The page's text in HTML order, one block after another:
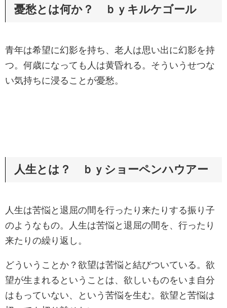
憂愁とは何か？ ｂｙキルケゴール
青年は希望に幻影を持ち、老人は思い出に幻影を持
つ。何歳になっても人は黄昏れる。そういうせつな
い気持ちに浸ることが憂愁。
人生とは？ ｂｙショーペンハウアー
人生は苦悩と退屈の間を行ったり来たりする振り子
のようなもの。人生は苦悩と退屈の間を、行ったり
来たりの繰り返し。
どういうことか？欲望は苦悩と結びついている。欲
望が生まれるということは、欲しいものをいま自分
はもっていない、という苦悩を生む。欲望と苦悩は